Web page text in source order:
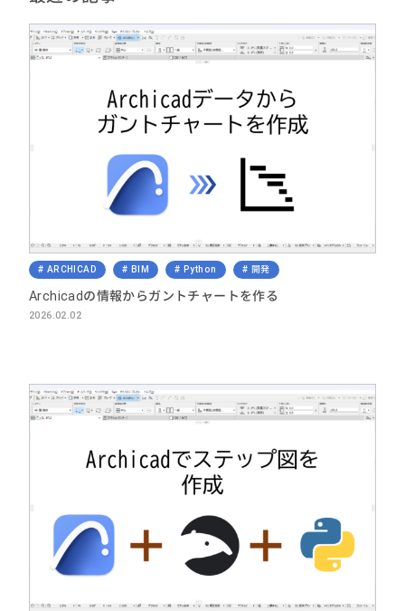
ARCHICAD BIM Python 開発
Archicadの情報からガントチャートを作る
2026.02.02